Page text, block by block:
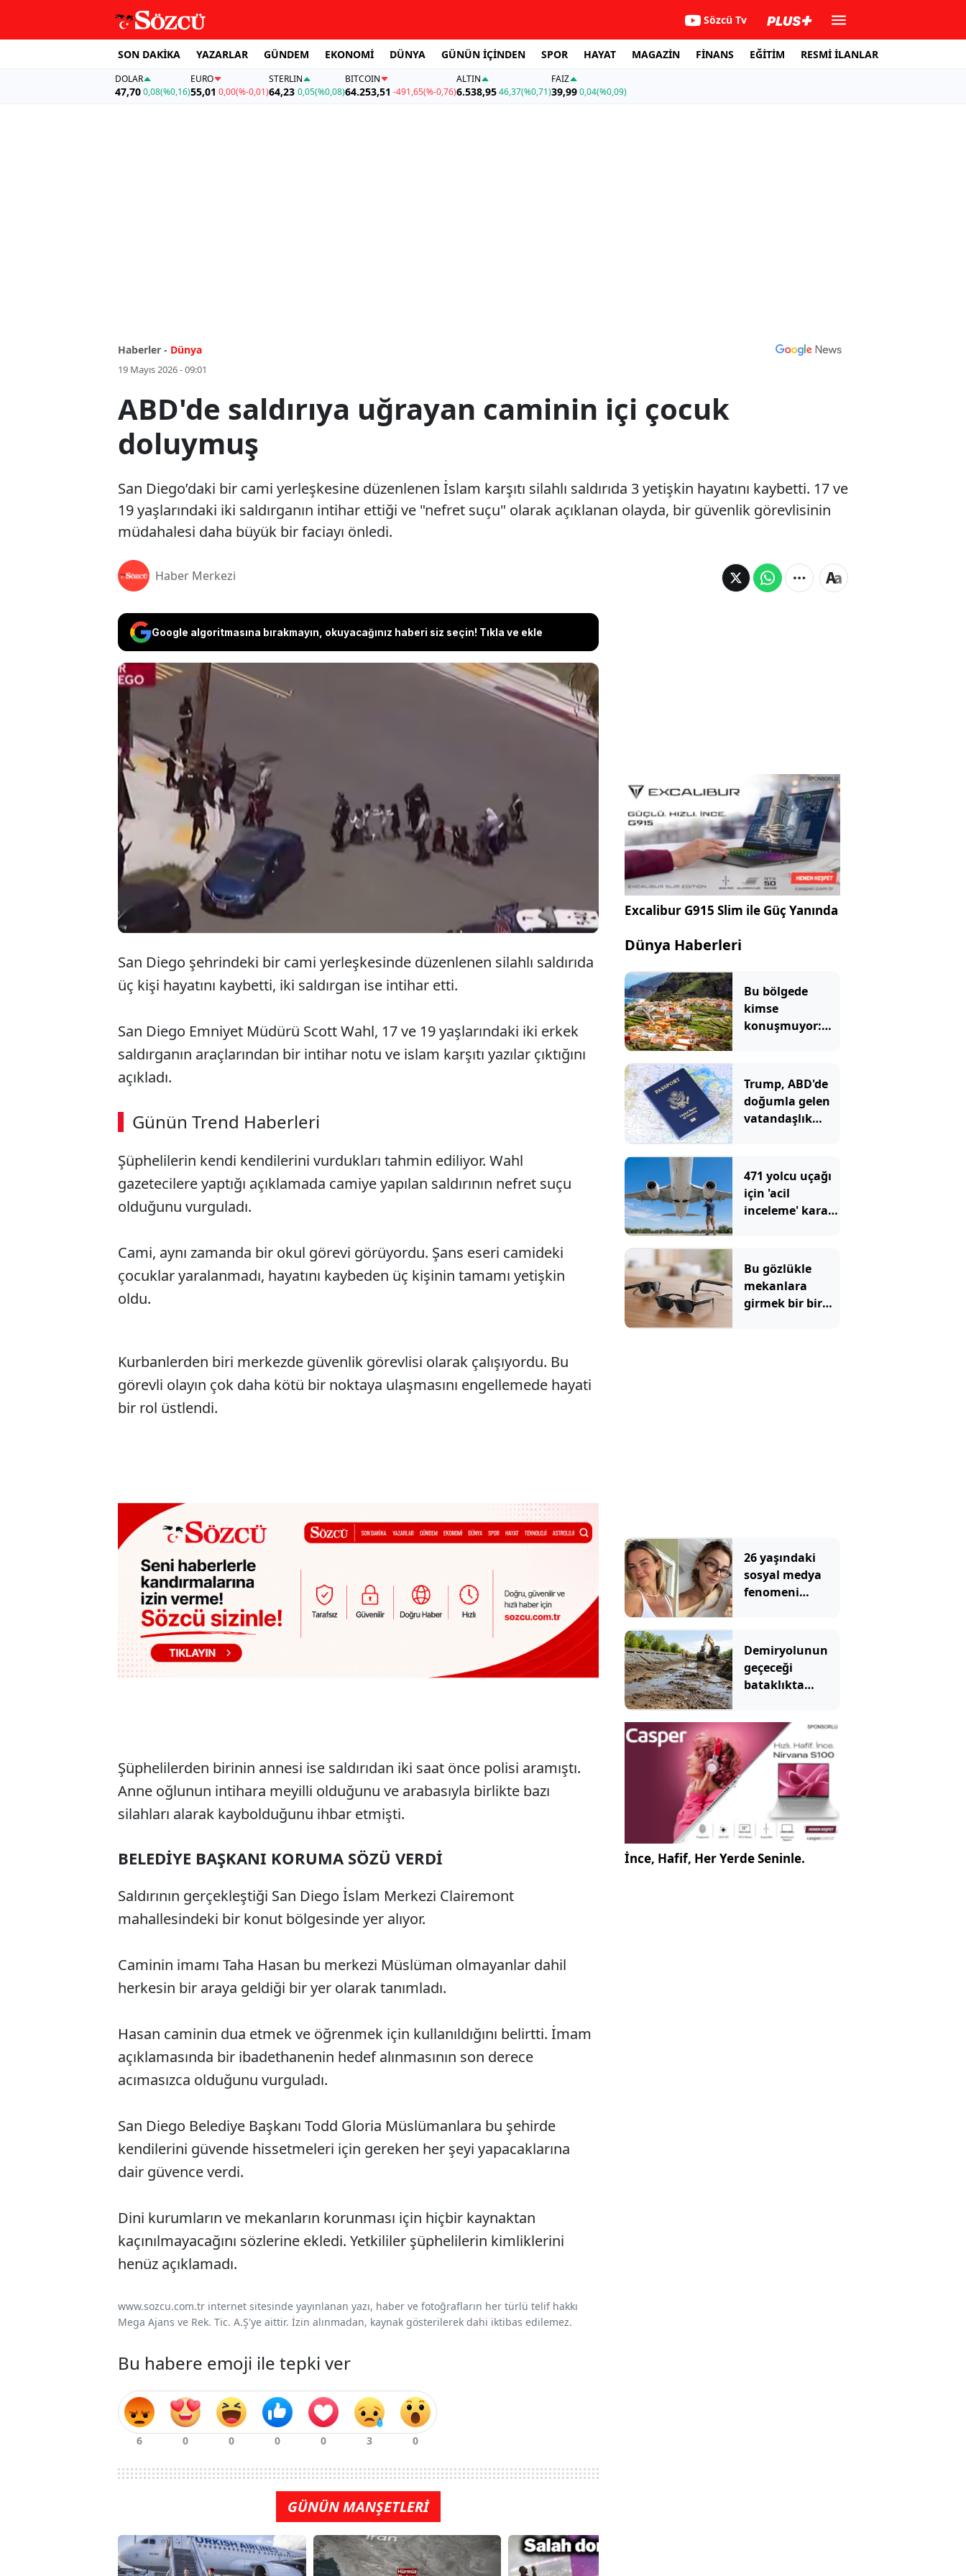
Sözcü Tv
SON DAKİKA YAZARLAR GÜNDEM EKONOMİ DÜNYA GÜNÜN İÇİNDEN SPOR HAYAT MAGAZİN FİNANS EĞİTİM RESMİ İLANLAR
DOLAR
47,700,08(%0,16)
EURO
55,01 0,00(%-0,01)
STERLIN
64,23 0,05(%0,08)
BITCOIN
64.253,51 -491,65(%-0,76)
ALTIN
6.538,9546,37(%0,71)
FAİZ
39,990,04(%0,09)
Haberler - Dünya
19 Mayıs 2026 - 09:01
ABD'de saldırıya uğrayan caminin içi çocuk
doluymuş
San Diego’daki bir cami yerleşkesine düzenlenen İslam karşıtı silahlı saldırıda 3 yetişkin hayatını kaybetti. 17 ve
19 yaşlarındaki iki saldırganın intihar ettiği ve "nefret suçu" olarak açıklanan olayda, bir güvenlik görevlisinin
müdahalesi daha büyük bir faciayı önledi.
Haber Merkezi
Google algoritmasına bırakmayın, okuyacağınız haberi siz seçin! Tıkla ve ekle
San Diego’daki bir cami yerleşkesine düzenlenen İslam karşıtı
silahlı saldırıda 3 yetişkin hayatını kaybetti. 17 ve 19 yaşlarındaki
iki saldırganın intihar ettiği ve "nefret suçu" olarak açıklanan
olayda, bir güvenlik görevlisinin müdahalesi daha büyük bir
faciayı önledi.
San Diego şehrindeki bir cami yerleşkesinde düzenlenen silahlı saldırıda
üç kişi hayatını kaybetti, iki saldırgan ise intihar etti.
San Diego Emniyet Müdürü Scott Wahl, 17 ve 19 yaşlarındaki iki erkek
saldırganın araçlarından bir intihar notu ve islam karşıtı yazılar çıktığını
açıkladı.
Günün Trend Haberleri
Şüphelilerin kendi kendilerini vurdukları tahmin ediliyor. Wahl
gazetecilere yaptığı açıklamada camiye yapılan saldırının nefret suçu
olduğunu vurguladı.
Cami, aynı zamanda bir okul görevi görüyordu. Şans eseri camideki
çocuklar yaralanmadı, hayatını kaybeden üç kişinin tamamı yetişkin
oldu.
Kurbanlerden biri merkezde güvenlik görevlisi olarak çalışıyordu. Bu
görevli olayın çok daha kötü bir noktaya ulaşmasını engellemede hayati
bir rol üstlendi.
Şüphelilerden birinin annesi ise saldırıdan iki saat önce polisi aramıştı.
Anne oğlunun intihara meyilli olduğunu ve arabasıyla birlikte bazı
silahları alarak kaybolduğunu ihbar etmişti.
BELEDİYE BAŞKANI KORUMA SÖZÜ VERDİ
Saldırının gerçekleştiği San Diego İslam Merkezi Clairemont
mahallesindeki bir konut bölgesinde yer alıyor.
Caminin imamı Taha Hasan bu merkezi Müslüman olmayanlar dahil
herkesin bir araya geldiği bir yer olarak tanımladı.
Hasan caminin dua etmek ve öğrenmek için kullanıldığını belirtti. İmam
açıklamasında bir ibadethanenin hedef alınmasının son derece
acımasızca olduğunu vurguladı.
San Diego Belediye Başkanı Todd Gloria Müslümanlara bu şehirde
kendilerini güvende hissetmeleri için gereken her şeyi yapacaklarına
dair güvence verdi.
Dini kurumların ve mekanların korunması için hiçbir kaynaktan
kaçınılmayacağını sözlerine ekledi. Yetkililer şüphelilerin kimliklerini
henüz açıklamadı.
www.sozcu.com.tr internet sitesinde yayınlanan yazı, haber ve fotoğrafların her türlü telif hakkı
Mega Ajans ve Rek. Tic. A.Ş'ye aittir. İzin alınmadan, kaynak gösterilerek dahi iktibas edilemez.
Bu habere emoji ile tepki ver
GÜNÜN MANŞETLERİ
Excalibur G915 Slim ile Güç Yanında
Dünya Haberleri
Bu bölgede
kimse
konuşmuyor:
anlaşıyor
Trump, ABD'de
doğumla gelen
vatandaşlık
471 yolcu uçağı
için 'acil
inceleme' kararı:
Bu gözlükle
mekanlara
girmek bir bir
26 yaşındaki
sosyal medya
fenomeni
kaybetti
Demiryolunun
geçeceği
bataklıkta
hazine bulundu
İnce, Hafif, Her Yerde Seninle.